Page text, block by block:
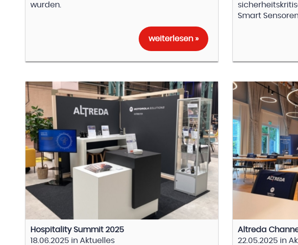
wurden.
weiterlesen »
Smart
Hospitality Summit 2025
18.06.2025 in Aktuelles
Altreda
22.05.2025 in